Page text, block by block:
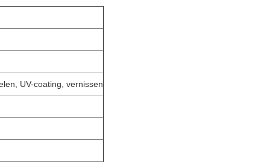
UV-coating, vernissen